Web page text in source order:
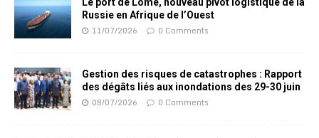
Russie en Afrique de l’Ouest
11/07/2026 0 Comments
Gestion des risques de catastrophes : Rapport
des dégâts liés aux inondations des 29-30 juin
08/07/2026 0 Comments